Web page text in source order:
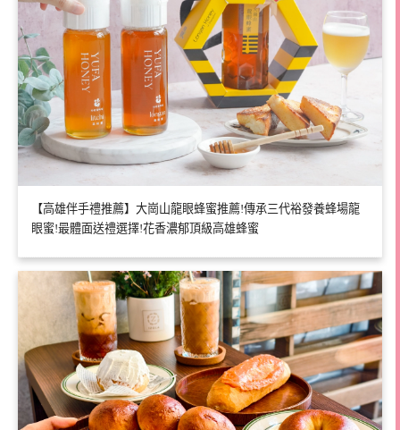
【高雄伴手禮推薦】大崗山龍眼蜂蜜推薦!傳承三代裕發養蜂場龍
眼蜜!最體面送禮選擇!花香濃郁頂級高雄蜂蜜